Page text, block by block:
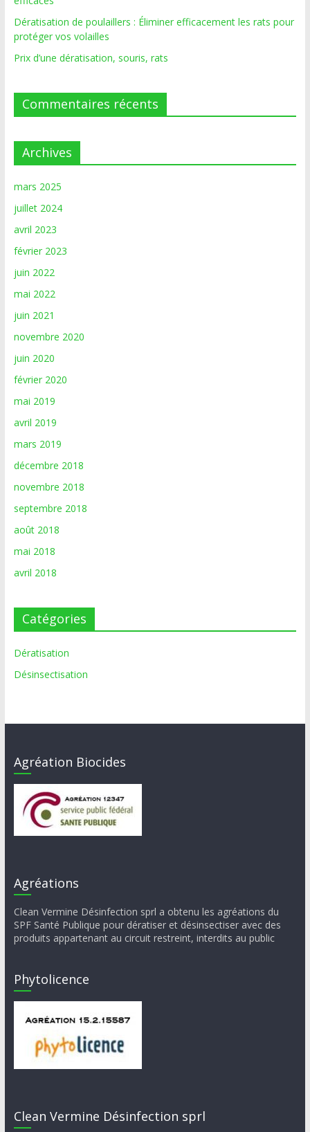
Dératisation de poulaillers : Éliminer efficacement les rats pour
protéger vos volailles
Prix d’une dératisation, souris, rats
Commentaires récents
Archives
mars 2025
juillet 2024
avril 2023
février 2023
juin 2022
mai 2022
juin 2021
novembre 2020
juin 2020
février 2020
mai 2019
avril 2019
mars 2019
décembre 2018
novembre 2018
septembre 2018
août 2018
mai 2018
avril 2018
Catégories
Dératisation
Désinsectisation
Agréation Biocides
Agréations
Clean Vermine Désinfection sprl a obtenu les agréations du
SPF Santé Publique pour dératiser et désinsectiser avec des
produits appartenant au circuit restreint, interdits au public
Phytolicence
Clean Vermine Désinfection sprl